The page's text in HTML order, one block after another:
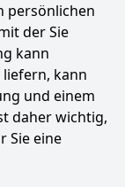
persönlichen
der Sie
kann
kann
und einem
daher wichtig,
Sie eine